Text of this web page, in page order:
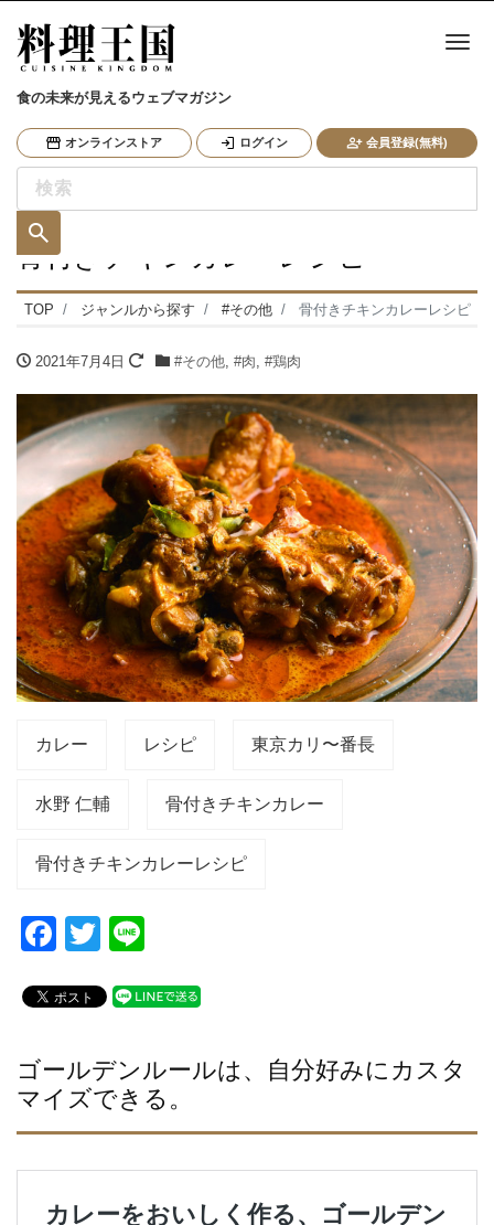
食の未来が見えるウェブマガジン
オンラインストア ログイン 会員登録(無料)
ナ
骨付きチキンカレーレシピ
TOP ジャンルから探す #その他 骨付きチキンカレーレシピ
2021年7月4日 #その他, #肉, #鶏肉
カレー レシピ 東京カリ〜番長
水野 仁輔 骨付きチキンカレー
骨付きチキンカレーレシピ
F
c
b
o
o
k
T
tt
e
ゴールデンルールは、自分好みにカスタ
マイズできる。